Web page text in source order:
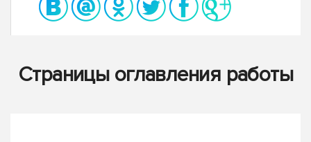
Страницы оглавления работы